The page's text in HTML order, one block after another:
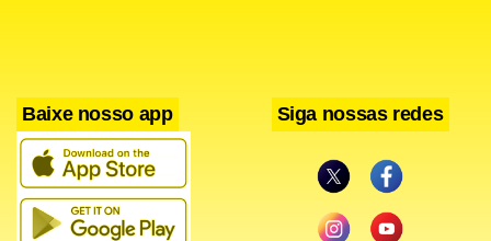
Facebook
WhatsApp
LinkedIn Telegram
Share
Baixe nosso app Siga nossas redes